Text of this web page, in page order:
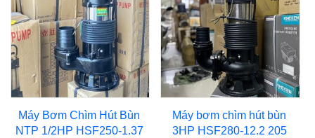
Máy Bơm Chìm Hút Bùn
NTP 1/2HP HSF250-1.37
Máy bơm chìm hút bùn
3HP HSF280-12.2 205